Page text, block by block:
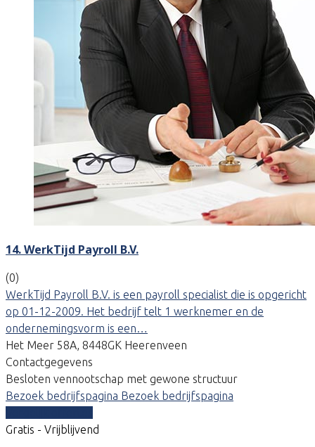
14. WerkTijd Payroll B.V.
(0)
WerkTijd Payroll B.V. is een payroll specialist die is opgericht
op 01-12-2009. Het bedrijf telt 1 werknemer en de
ondernemingsvorm is een…
Het Meer 58A, 8448GK Heerenveen
Contactgegevens
Besloten vennootschap met gewone structuur
Bezoek bedrijfspagina Bezoek bedrijfspagina
Gratis - Vrijblijvend